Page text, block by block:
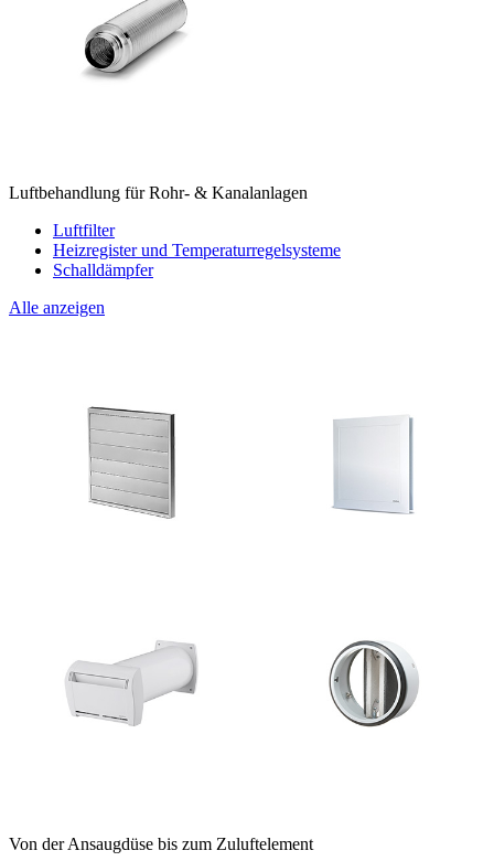
Luftbehandlung für Rohr- & Kanalanlagen
Luftfilter
Heizregister und Temperaturregelsysteme
Schalldämpfer
Alle anzeigen
Von der Ansaugdüse bis zum Zuluftelement